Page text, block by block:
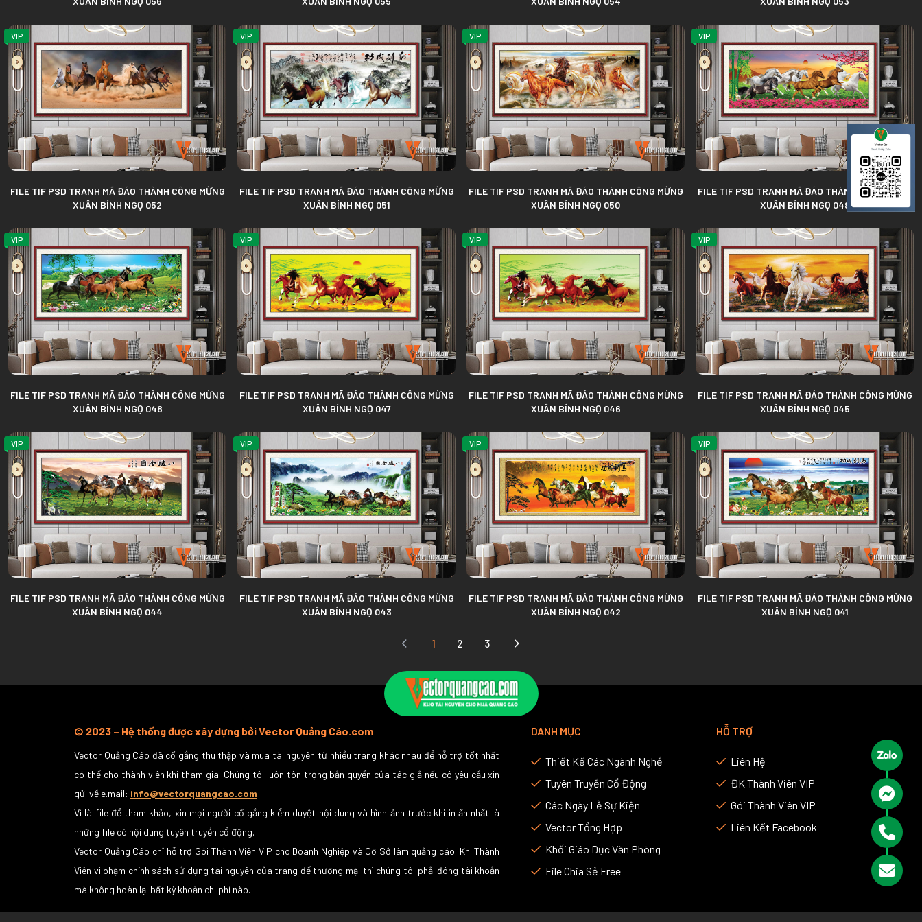
VIP
FILE TIF PSD TRANH MÃ ĐÁO THÀNH CÔNG MỪNG
XUÂN BÍNH NGỌ 052
VIP
FILE TIF PSD TRANH MÃ ĐÁO THÀNH CÔNG MỪNG
XUÂN BÍNH NGỌ 051
VIP
FILE TIF PSD TRANH MÃ ĐÁO THÀNH CÔNG MỪNG
XUÂN BÍNH NGỌ 050
VIP
FILE TIF PSD TRANH MÃ ĐÁO THÀNH CÔNG MỪNG
XUÂN BÍNH NGỌ 049
VIP
FILE TIF PSD TRANH MÃ ĐÁO THÀNH CÔNG MỪNG
XUÂN BÍNH NGỌ 048
VIP
FILE TIF PSD TRANH MÃ ĐÁO THÀNH CÔNG MỪNG
XUÂN BÍNH NGỌ 047
VIP
FILE TIF PSD TRANH MÃ ĐÁO THÀNH CÔNG MỪNG
XUÂN BÍNH NGỌ 046
VIP
FILE TIF PSD TRANH MÃ ĐÁO THÀNH CÔNG MỪNG
XUÂN BÍNH NGỌ 045
VIP
FILE TIF PSD TRANH MÃ ĐÁO THÀNH CÔNG MỪNG
XUÂN BÍNH NGỌ 044
VIP
FILE TIF PSD TRANH MÃ ĐÁO THÀNH CÔNG MỪNG
XUÂN BÍNH NGỌ 043
VIP
FILE TIF PSD TRANH MÃ ĐÁO THÀNH CÔNG MỪNG
XUÂN BÍNH NGỌ 042
VIP
FILE TIF PSD TRANH MÃ ĐÁO THÀNH CÔNG MỪNG
XUÂN BÍNH NGỌ 041
1 2 3
© 2023 – Hệ thống được xây dựng bởi Vector Quảng Cáo.com
Vector Quảng Cáo đã cố gắng thu thập và mua tài nguyên từ nhiều trang khác nhau để hỗ trợ tốt nhất
có thể cho thành viên khi tham gia. Chúng tôi luôn tôn trọng bản quyền của tác giả nếu có yêu cầu xin
gửi về e.mail: info@vectorquangcao.com
Vì là file để tham khảo, xin mọi người cố gắng kiểm duyệt nội dung và hình ảnh trước khi in ấn nhất là
những file có nội dung tuyên truyền cổ động.
Vector Quảng Cáo chỉ hỗ trợ Gói Thành Viên VIP cho Doanh Nghiệp và Cơ Sở làm quảng cáo. Khi Thành
Viên vi phạm chính sách sử dụng tài nguyên của trang để thương mại thì chúng tôi phải đóng tài khoản
mà không hoàn lại bất kỳ khoản chi phí nào.
DANH MỤC
Thiết Kế Các Ngành Nghề
Tuyên Truyền Cổ Động
Các Ngày Lễ Sự Kiện
Vector Tổng Hợp
Khối Giáo Dục Văn Phòng
File Chia Sẻ Free
HỖ TRỢ
Liên Hệ
ĐK Thành Viên VIP
Gói Thành Viên VIP
Liên Kết Facebook